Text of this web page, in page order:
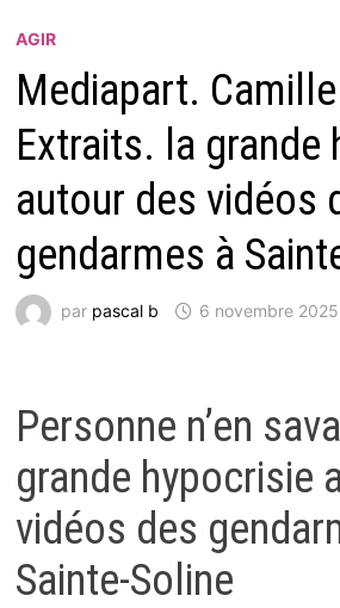
AGIR
Mediapart.
Extraits. la grande
autour des vidéos
gendarmes à
par pascal b 6 novembre 2025
Personne n’en
grande hypocrisie
vidéos des
Sainte-Soline